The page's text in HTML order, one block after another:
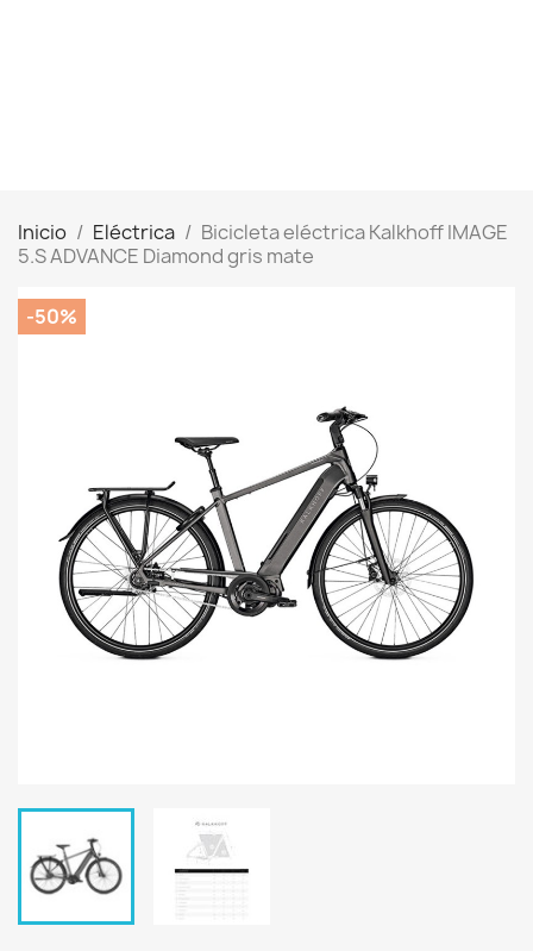
Inicio Eléctrica
Bicicleta eléctrica Kalkhoff IMAGE
5.S ADVANCE Diamond gris mate
-50%